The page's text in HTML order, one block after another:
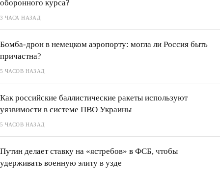
оборонного курса?
3 ЧАСА НАЗАД
Бомба-дрон в немецком аэропорту: могла ли Россия быть
причастна?
5 ЧАСОВ НАЗАД
Как российские баллистические ракеты используют
уязвимости в системе ПВО Украины
5 ЧАСОВ НАЗАД
Путин делает ставку на «ястребов» в ФСБ, чтобы
удерживать военную элиту в узде